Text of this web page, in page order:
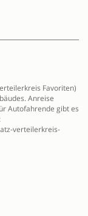
Favoriten)
Anreise
Autofahrende gibt es
verteilerkreis-